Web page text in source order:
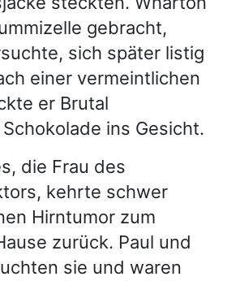
gebracht,
sich später listig
einer vermeintlichen
er Brutal
ins Gesicht.
die Frau des
kehrte schwer
Hirntumor zum
zurück. Paul und
sie und waren